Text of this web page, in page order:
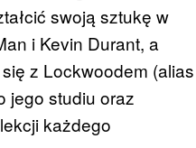
swoją sztukę w
i Kevin Durant, a
z Lockwoodem (alias
jego studiu oraz
każdego